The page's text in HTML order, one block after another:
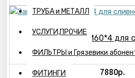
ТРУБА и МЕТАЛЛ
УСЛУГИ,ПРОЧИЕ
ФИЛЬТРЫ и Грязевики
ФИТИНГИ
Запорный кран М60*4 для
DN38
7880р.